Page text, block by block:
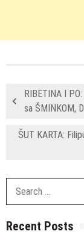
RIBETINA I
sa ŠMINKOM,
ŠUT KARTA:
Recent Posts